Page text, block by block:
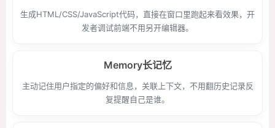
生成HTML/CSS/JavaScript代码，直接在窗口里跑起来看效果，开
发者调试前端不用另开编辑器。
Memory长记忆
主动记住用户指定的偏好和信息，关联上下文，不用翻历史记录反
复提醒自己是谁。